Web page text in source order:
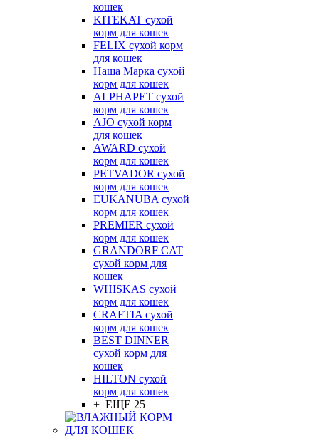
кошек
KITEKAT сухой
корм для кошек
FELIX сухой корм
для кошек
Наша Марка сухой
корм для кошек
ALPHAPET сухой
корм для кошек
AJO сухой корм
для кошек
AWARD сухой
корм для кошек
PETVADOR сухой
корм для кошек
EUKANUBA сухой
корм для кошек
PREMIER сухой
корм для кошек
GRANDORF CAT
сухой корм для
кошек
WHISKAS сухой
корм для кошек
CRAFTIA сухой
корм для кошек
BEST DINNER
сухой корм для
кошек
HILTON сухой
корм для кошек
+ ЕЩЕ 25